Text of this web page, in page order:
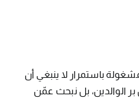
باستمرار لا ينبغي أن
الوالدين، بل نبحث عمّن